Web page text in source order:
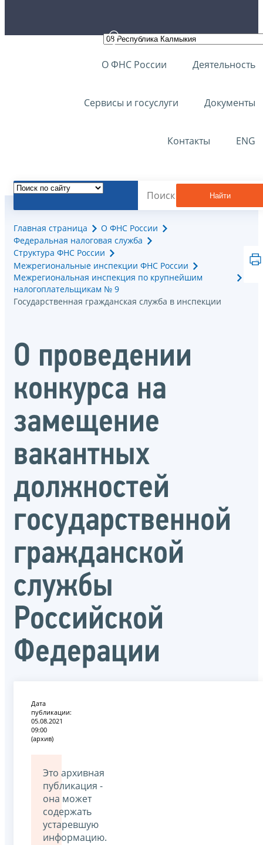
О ФНС России Деятельность
Сервисы и госуслуги Документы
Контакты ENG
Найти
Главная страница
О ФНС России
Федеральная налоговая служба
Структура ФНС России
Межрегиональные инспекции ФНС России
Межрегиональная инспекция по крупнейшим
налогоплательщикам № 9
Государственная гражданская служба в инспекции
О проведении
конкурса на
замещение
вакантных
должностей
государственной
гражданской
службы
Российской
Федерации
Дата
публикации:
05.08.2021
09:00
(архив)
Это архивная
публикация -
она может
содержать
устаревшую
информацию.